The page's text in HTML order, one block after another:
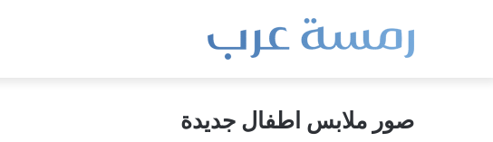
صور ملابس اطفال جديدة